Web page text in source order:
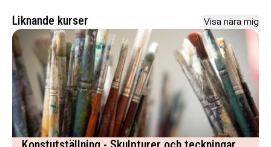
Liknande kurser Visa nära mig